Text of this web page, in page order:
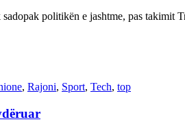
politikën e jashtme, pas takimit
, Rajoni, Sport, Tech, top